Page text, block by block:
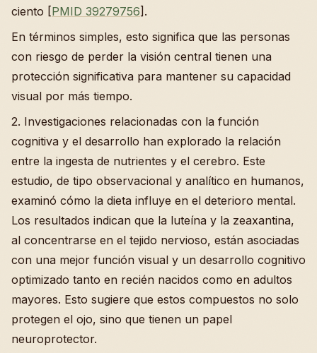
ciento [PMID 39279756].
En términos simples, esto significa que las personas
con riesgo de perder la visión central tienen una
protección significativa para mantener su capacidad
visual por más tiempo.
2. Investigaciones relacionadas con la función
cognitiva y el desarrollo han explorado la relación
entre la ingesta de nutrientes y el cerebro. Este
estudio, de tipo observacional y analítico en humanos,
examinó cómo la dieta influye en el deterioro mental.
Los resultados indican que la luteína y la zeaxantina,
al concentrarse en el tejido nervioso, están asociadas
con una mejor función visual y un desarrollo cognitivo
optimizado tanto en recién nacidos como en adultos
mayores. Esto sugiere que estos compuestos no solo
protegen el ojo, sino que tienen un papel
neuroprotector.